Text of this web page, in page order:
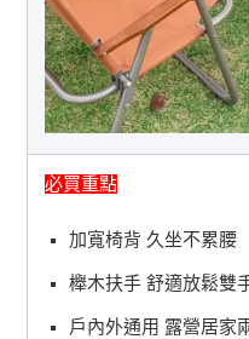
必買重點
加寬椅背 久坐不累腰
櫸木扶手 舒適放鬆雙
戶內外通用 露營居家